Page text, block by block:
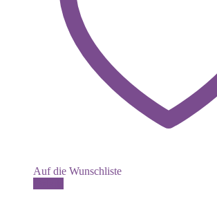
Auf die Wunschliste